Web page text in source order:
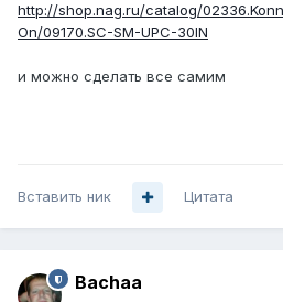
http://shop.nag.ru/catalog/
On/09170.SC-SM-UPC-30IN
и можно сделать все самим
Вставить ник Цитата
Bachaa